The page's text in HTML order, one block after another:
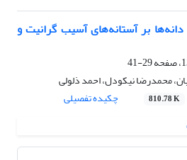
دانه‌ها بر آستانه‌های آسیب گرانیت و
29-41
محمدرضا نیکودل، احمد ذلولی
810.78 K چکیده تفصیلی